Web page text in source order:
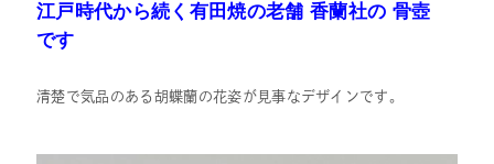
江戸時代から続く有田焼の老舗 香蘭社の 骨壺
です
清楚で気品のある胡蝶蘭の花姿が見事なデザインです。